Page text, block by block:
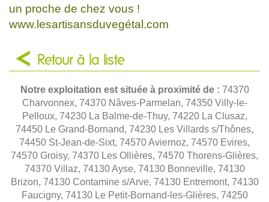
un proche de chez vous !
www.lesartisansduvegétal.com
Retour à la liste
Notre exploitation est située à proximité de : 74370
Charvonnex, 74370 Nâves-Parmelan, 74350 Villy-le-
Pelloux, 74230 La Balme-de-Thuy, 74220 La Clusaz,
74450 Le Grand-Bornand, 74230 Les Villards s/Thônes,
74450 St-Jean-de-Sixt, 74570 Aviernoz, 74570 Evires,
74570 Groisy, 74370 Les Ollières, 74570 Thorens-Glières,
74370 Villaz, 74130 Ayse, 74130 Bonneville, 74130
Brizon, 74130 Contamine s/Arve, 74130 Entremont, 74130
Faucigny, 74130 Le Petit-Bornand-les-Glières, 74250